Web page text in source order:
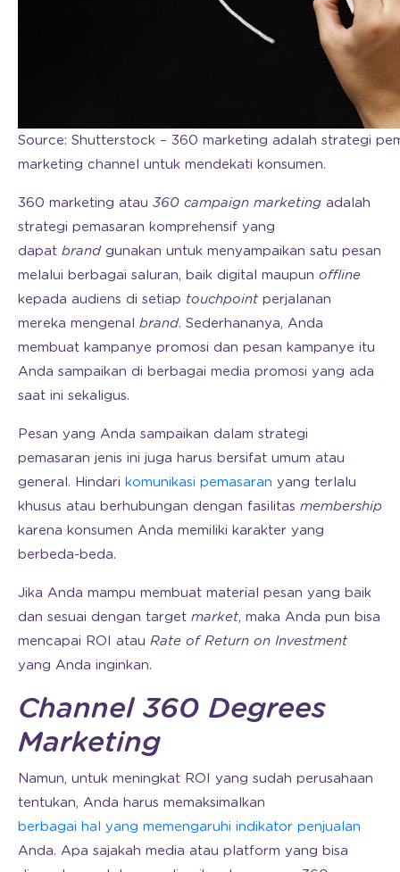
Source: Shutterstock – 360 marketing adalah strategi
marketing channel untuk mendekati konsumen.
360 marketing atau 360 campaign marketing adalah
strategi pemasaran komprehensif yang
dapat brand gunakan untuk menyampaikan satu pesan
melalui berbagai saluran, baik digital maupun offline
kepada audiens di setiap touchpointperjalanan
mereka mengenal brand. Sederhananya, Anda
membuat kampanye promosi dan pesan kampanye itu
Anda sampaikan di berbagai media promosi yang ada
saat ini sekaligus.
Pesan yang Anda sampaikan dalam strategi
pemasaran jenis ini juga harus bersifat umum atau
general. Hindari komunikasi pemasaran yang terlalu
khusus atau berhubungan dengan fasilitas membership
karena konsumen Anda memiliki karakter yang
berbeda-beda.
Jika Anda mampu membuat material pesan yang baik
dan sesuai dengan target market, maka Anda pun bisa
mencapai ROI atau Rate of Return on Investment
yang Anda inginkan.
Channel 360 Degrees
Marketing
Namun, untuk meningkat ROI yang sudah perusahaan
tentukan, Anda harus memaksimalkan
berbagai hal yang memengaruhi indikator penjualan
Anda. Apa sajakah media atau platform yang bisa